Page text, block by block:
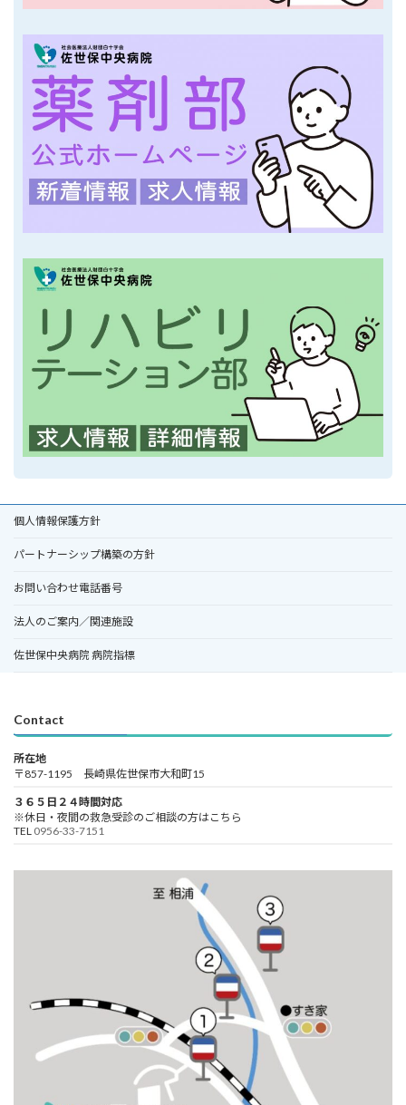
個人情報保護方針
パートナーシップ構築の方針
お問い合わせ電話番号
法人のご案内／関連施設
佐世保中央病院 病院指標
Contact
所在地
〒857-1195 長崎県佐世保市大和町15
３６５日２４時間対応
※休日・夜間の救急受診のご相談の方はこちら
TEL 0956-33-7151